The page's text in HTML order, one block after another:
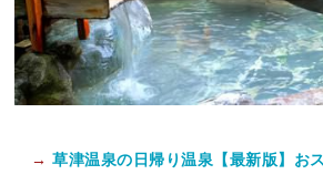
→ 草津温泉の日帰り温泉【最新版】お